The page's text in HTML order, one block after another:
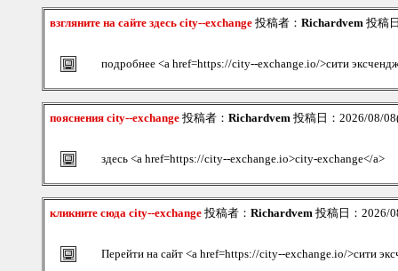
взгляните на сайте здесь city--exchange 投稿者： Richardvem 投稿
подробнее <a href=https://city--exchange.io/>сити
пояснения city--exchange 投稿者： Richardvem 投稿日：2026/08/
здесь <a href=https://city--exchange.io>city-exchange</a>
кликните сюда city--exchange 投稿者： Richardvem 投稿日：2026/
Перейти на сайт <a href=https://city--exchange.io/>сити